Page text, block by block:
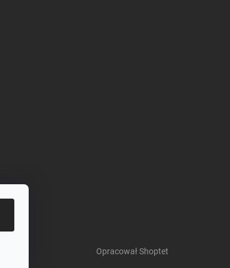
Opracował Shoptet